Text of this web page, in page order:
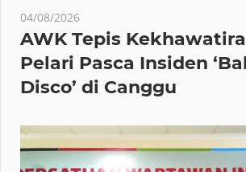
04/08/2026
AWK Tepis
Pelari Pasca Insiden
Disco’ di Canggu